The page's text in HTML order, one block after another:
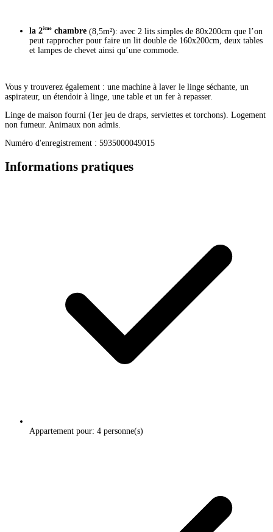
la 2ème chambre (8,5m²): avec 2 lits simples de 80x200cm que l’on
peut rapprocher pour faire un lit double de 160x200cm, deux tables
et lampes de chevet ainsi qu’une commode.
Vous y trouverez également : une machine à laver le linge séchante, un
aspirateur, un étendoir à linge, une table et un fer à repasser.
Linge de maison fourni (1er jeu de draps, serviettes et torchons). Logement
non fumeur. Animaux non admis.
Numéro d'enregistrement : 5935000049015
Informations pratiques
Appartement pour: 4 personne(s)